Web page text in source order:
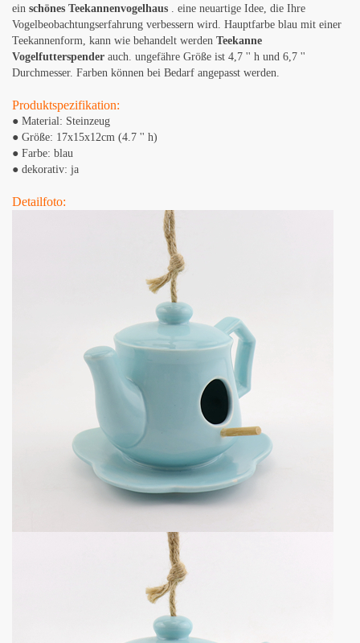
ein schönes Teekannenvogelhaus . eine neuartige Idee, die Ihre
Vogelbeobachtungserfahrung verbessern wird. Hauptfarbe blau mit einer
Teekannenform, kann wie behandelt werden Teekanne
Vogelfutterspender auch. ungefähre Größe ist 4,7 '' h und 6,7 ''
Durchmesser. Farben können bei Bedarf angepasst werden.
Produktspezifikation:
● Material: Steinzeug
● Größe: 17x15x12cm (4.7 '' h)
● Farbe: blau
● dekorativ: ja
Detailfoto: